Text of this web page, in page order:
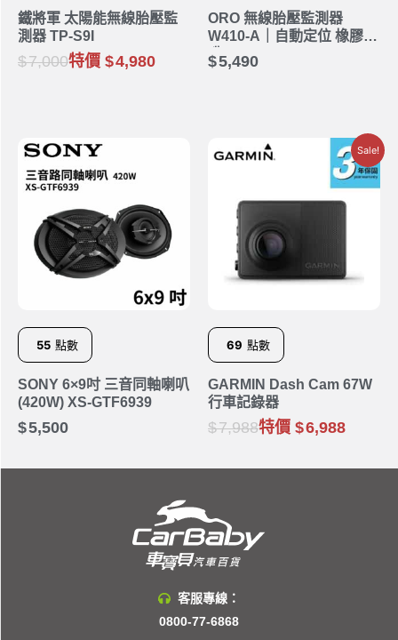
鐵將軍 太陽能無線胎壓監
測器 TP-S9I
7,000特價 4,980
ORO 無線胎壓監測器
W410-A｜自動定位 橡膠氣
嘴5,490
55 點數
SONY 6×9吋 三音同軸喇叭
(420W) XS-GTF6939
5,500
Sale!
69 點數
GARMIN Dash Cam 67W
行車記錄器
7,988特價 6,988
客服專線：
0800-77-6868